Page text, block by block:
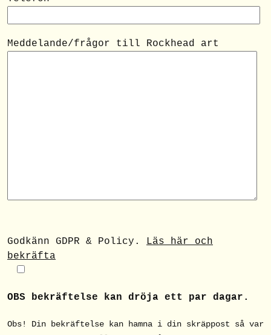
Meddelande/frågor till Rockhead art
Godkänn GDPR & Policy.
Läs här och
bekräfta
OBS bekräftelse kan dröja ett par dagar.
Obs! Din bekräftelse kan hamna i din skräppost så var